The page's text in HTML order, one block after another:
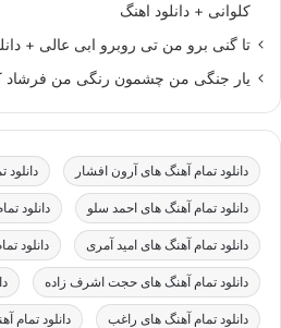
کلوانی + دانلود اهنگ
تا گنی برو من تی روبرو ابی عالی +
یار جنگی من چشمون رنگی من فرشاد
دانلود تمام آهنگ های آرون افشار
دانلود تمام آهنگ های احمد سلو دانلود
دانلود تمام آهنگ های امید آمری دانلود
دانلود تمام آهنگ های حجت اشرف زاده
دانلود تمام آهنگ های راغب دانلود تمام